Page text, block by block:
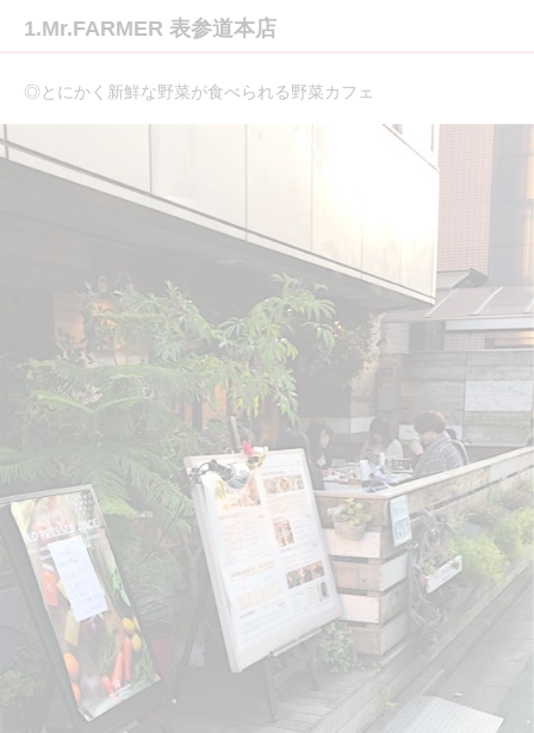
1.Mr.FARMER 表参道本店
◎とにかく新鮮な野菜が食べられる野菜カフェ